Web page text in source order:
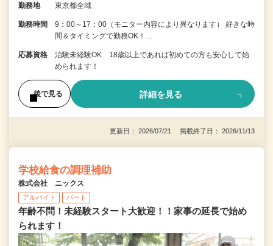
勤務地 東京都全域
勤務時間
9：00～17：00（モニター内容により異なります） 好きな時
間＆タイミングで勤務OK！…
応募資格
治験未経験OK 18歳以上であれば初めての方も安心して始
められます！
後で見る 詳細を見る
更新日： 2026/07/21 掲載終了日： 2026/11/13
学校給食の調理補助
株式会社 ニックス
アルバイト パート
年齢不問！未経験スタート大歓迎！！家事の延長で始め
られます！